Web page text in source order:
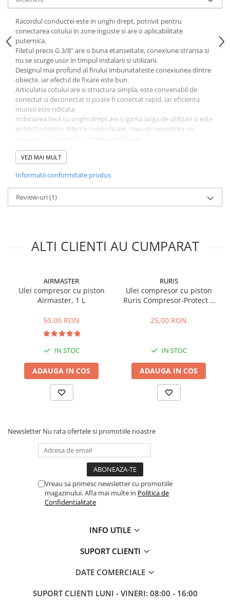
Sere si solarii
Plase si folii pentru gradinarit
Alte unelte de gradinarit
Echipamente de protectie pentru
gradina
Casti de protectie
Manusi de lucru
Ochelari de protectie
Electrice si Iluminat
Sisteme fotovoltaice
Constructii
Masini de taiat
Masini de taiat beton / asfalt
Masini de taiat gresie / faianta
Masini de prelucrat fier-beton
Accesorii masini de taiat
Finisare si Prelucrare suprafete
Vibratoare beton
Rigle vibrante
Scarificatoare beton
Aplicatoare cu banda
Slefuitoare pereti
Accesorii prelucrare suprafete
Masini de tencuit
Pompe glet cu snec
Pompe spuma poliuretanica
Echipamente marcaje rutiere
Accesorii sisteme pompare
Compactoare
Placi compactoare unidirectionale
Cilindri vibrocompactori
Accesorii compactoare
Betoniere
Racordul conductei este in unghi drept, potrivit pentru
conectarea cotului in zone inguste si are o aplicabilitate
puternica.
Filetul precis G 3/8" are o buna etanseitate, conexiune stransa si
nu se scurge usor in timpul instalarii si utilizarii.
Designul mai profund al firului imbunatateste conexiunea dintre
obiecte, iar efectul de fixare este bun.
Articulatia cotului are o structura simpla, este convenabil de
conectat si deconectat si poate fi conectat rapid, iar eficienta
muncii este ridicata.
Imbinarea tevii cu unghi drept are o gama larga de utilizari si este
potrivita pentru diferite medii de aer, ceea ce reprezinta un
Specificatii:
Material: Alama
Specificatii model: 3/8" x 3/8"
Diametru exterior filet: G3/8" (aprox. 16 mm / 0.6 in)
VEZI MAI MULT
Informatii conformitate produs
Review-uri(1)
ALTI CLIENTI AU CUMPARAT
AIRMASTER
Ulei compresor cu piston
Airmaster, 1 L
50,00 RON
IN STOC
ADAUGA IN COS
RURIS
Ulei compresor cu piston
Ruris Compresor-Protect K
25,00 RON
IN STOC
ADAUGA IN COS
Newsletter Nu rata ofertele si promotiile noastre
Vreau sa primesc newsletter cu promotiile
magazinului. Afla mai multe in Politica de
Confidentialitate
INFO UTILE
SUPORT CLIENTI
DATE COMERCIALE
SUPORT CLIENTI LUNI - VINERI: 08:00 - 16:00